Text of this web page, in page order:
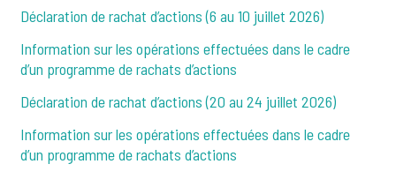
Déclaration de rachat d’actions (6 au 10 juillet 2026)
Information sur les opérations effectuées dans le cadre
d’un programme de rachats d’actions
Déclaration de rachat d’actions (20 au 24 juillet 2026)
Information sur les opérations effectuées dans le cadre
d’un programme de rachats d’actions